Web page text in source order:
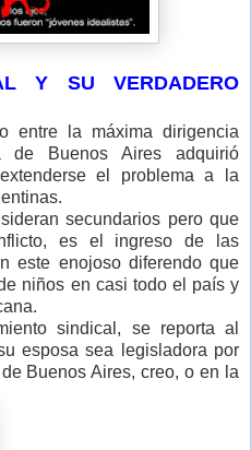
Y SU VERDADERO
entre la máxima dirigencia
de Buenos Aires adquirió
el problema a la
secundarios pero que
es el ingreso de las
este enojoso diferendo que
niños en casi todo el país y
sindical, se reporta al
esposa sea legisladora por
Buenos Aires, creo, o en la